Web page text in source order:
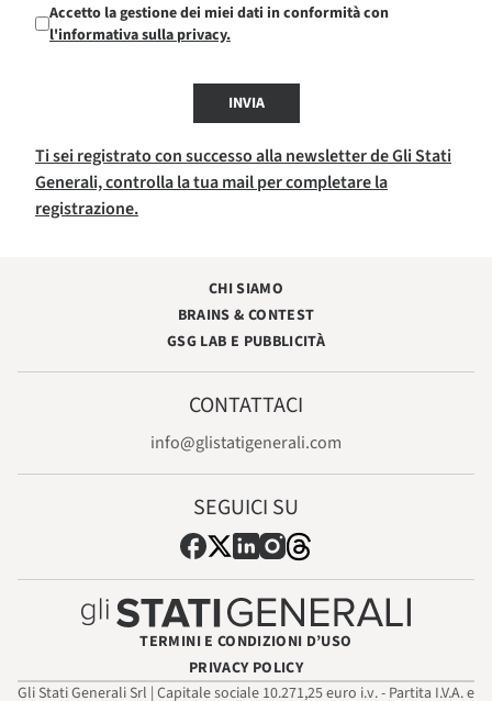
Accetto la gestione dei miei dati in conformità con
l'informativa sulla privacy.
INVIA
Ti sei registrato con successo alla newsletter de Gli Stati
Generali, controlla la tua mail per completare la
registrazione.
CHI SIAMO
BRAINS & CONTEST
GSG LAB E PUBBLICITÀ
CONTATTACI
info@glistatigenerali.com
SEGUICI SU
TERMINI E CONDIZIONI D’USO
PRIVACY POLICY
Gli Stati Generali Srl | Capitale sociale 10.271,25 euro i.v. - Partita I.V.A. e